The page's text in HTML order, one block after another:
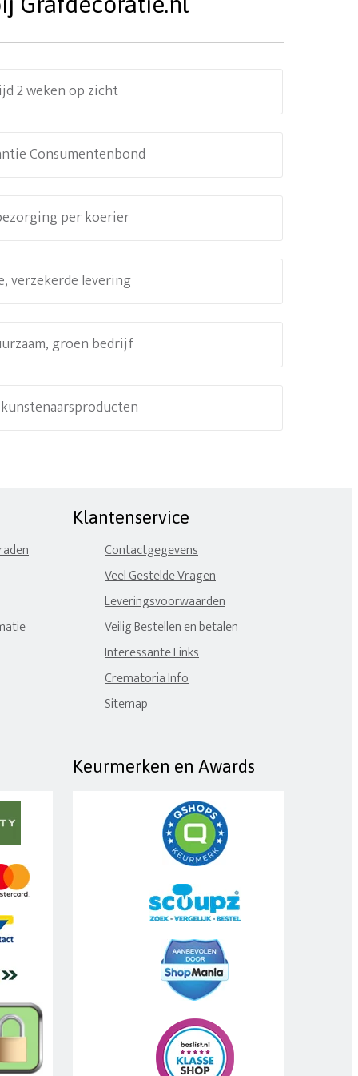
2 weken op zicht
Consumentenbond
per koerier
verzekerde levering
groen bedrijf
Klantenservice
Contactgegevens
Veel Gestelde Vragen
Leveringsvoorwaarden
Veilig Bestellen en betalen
Interessante Links
Crematoria Info
Sitemap
Keurmerken en Awards